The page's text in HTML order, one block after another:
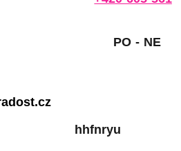
PO - NE
hhfnryu